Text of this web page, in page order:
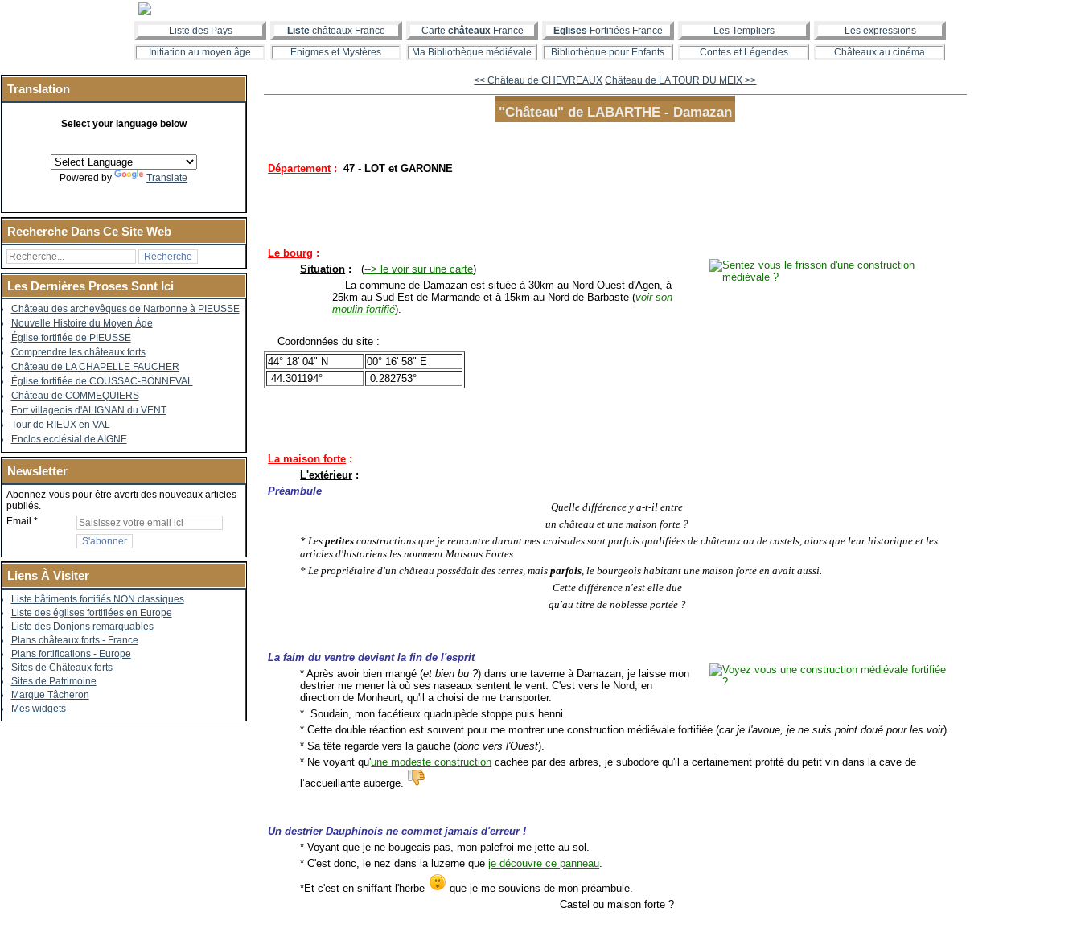
Liste des Pays Liste châteaux France Carte châteauxFrance Eglises Fortifiées France Les Templiers
Les expressions
Initiation au moyen âge
Enigmes et Mystères Ma Bibliothèque médiévale Bibliothèque pour Enfants Contes et Légendes Châteaux au cinéma
Translation
Select your language below
Powered by Translate
Recherche Dans Ce Site Web
Les Dernières Proses Sont Ici
Château des archevêques de Narbonne à PIEUSSE
Nouvelle Histoire du Moyen Âge
Église fortifiée de PIEUSSE
Comprendre les châteaux forts
Château de LA CHAPELLE FAUCHER
Église fortifiée de COUSSAC-BONNEVAL
Château de COMMEQUIERS
Fort villageois d'ALIGNAN du VENT
Tour de RIEUX en VAL
Enclos ecclésial de AIGNE
Newsletter
Abonnez-vous pour être averti des nouveaux articles
publiés.
Email
Liens À Visiter
Liste bâtiments fortifiés NON classiques
Liste des églises fortifiées en Europe
Liste des Donjons remarquables
Plans châteaux forts - France
Plans fortifications - Europe
Sites de Châteaux forts
Sites de Patrimoine
Marque Tâcheron
Mes widgets
<< Château de CHEVREAUX Château de LA TOUR DU MEIX >>
"Château" de LABARTHE - Damazan
Département: 47 - LOT et GARONNE
Le bourg :
Situation : (--> le voir sur une carte)
La commune de Damazan est située à 30km au Nord-Ouest d'Agen, à
25km au Sud-Est de Marmande et à 15km au Nord de Barbaste (voir son
moulin fortifié).
Coordonnées du site :
44° 18' 04" N
00° 16' 58" E
44.301194°
0.282753°
La maison forte :
L'extérieur :
Préambule
Quelle différence y a-t-il entre
un château et une maison forte ?
* Lespetites constructions que je rencontre durant mes croisades sont parfois qualifiées de châteaux ou de castels, alors que leur historique et les
articles d'historiens les nomment Maisons Fortes.
* Le propriétaire d'un château possédait des terres, maisparfois , le bourgeois habitant une maison forte en avait aussi.
Cette différence n'est elle due
qu'au titre de noblesse portée ?
La faim du ventre devient la fin de l'esprit
* Après avoir bien mangé (et bien bu ?) dans une taverne à Damazan, je laisse mon
destrier me mener là où ses naseaux sentent le vent. C'est vers le Nord, en
direction de Monheurt, qu'il a choisi de me transporter.
* Soudain, mon facétieux quadrupède stoppe puis henni.
* Cette double réaction est souvent pour me montrer une construction médiévale fortifiée (car je l'avoue, je ne suis point doué pour les voir).
* Sa tête regarde vers la gauche (donc vers l'Ouest).
* Ne voyant qu'une modeste construction cachée par des arbres, je subodore qu'il a certainement profité du petit vin dans la cave de
l’accueillante auberge.
Un destrier Dauphinois ne commet jamais d'erreur !
* Voyant que je ne bougeais pas, mon palefroi me jette au sol.
* C'est donc, le nez dans la luzerne queje découvre ce panneau
*Et c'est en sniffant l'herbe
que je me souviens de mon préambule.
Castel ou maison forte ?